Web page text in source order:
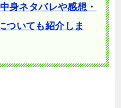
身ネタバレや感想・
ついても紹介しま